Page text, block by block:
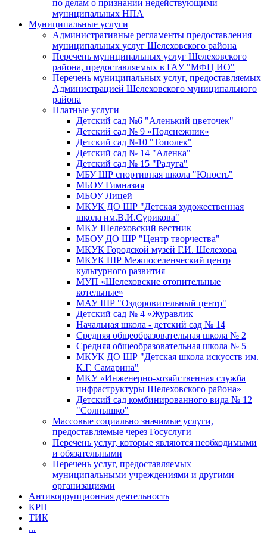
по делам о признании недействующими
муниципальных НПА
Муниципальные услуги
Административные регламенты предоставления
муниципальных услуг Шелеховского района
Перечень муниципальных услуг Шелеховского
района, предоставляемых в ГАУ "МФЦ ИО"
Перечень муниципальных услуг, предоставляемых
Администрацией Шелеховского муниципального
района
Платные услуги
Детский сад №6 "Аленький цветочек"
Детский сад № 9 «Подснежник»
Детский сад №10 "Тополек"
Детский сад № 14 "Аленка"
Детский сад № 15 "Радуга"
МБУ ШР спортивная школа "Юность"
МБОУ Гимназия
МБОУ Лицей
МКУК ДО ШР "Детская художественная
школа им.В.И.Сурикова"
МКУ Шелеховский вестник
МБОУ ДО ШР "Центр творчества"
МКУК Городской музей Г.И. Шелехова
МКУК ШР Межпоселенческий центр
культурного развития
МУП «Шелеховские отопительные
котельные»
МАУ ШР "Оздоровительный центр"
Детский сад № 4 «Журавлик
Начальная школа - детский сад № 14
Средняя общеобразовательная школа № 2
Средняя общеобразовательная школа № 5
МКУК ДО ШР "Детская школа искусств им.
К.Г. Самарина"
МКУ «Инженерно-хозяйственная служба
инфраструктуры Шелеховского района»
Детский сад комбинированного вида № 12
"Солнышко"
Массовые социально значимые услуги,
предоставляемые через Госуслуги
Перечень услуг, которые являются необходимыми
и обязательными
Перечень услуг, предоставляемых
муниципальными учреждениями и другими
организациями
Антикоррупционная деятельность
КРП
ТИК
...